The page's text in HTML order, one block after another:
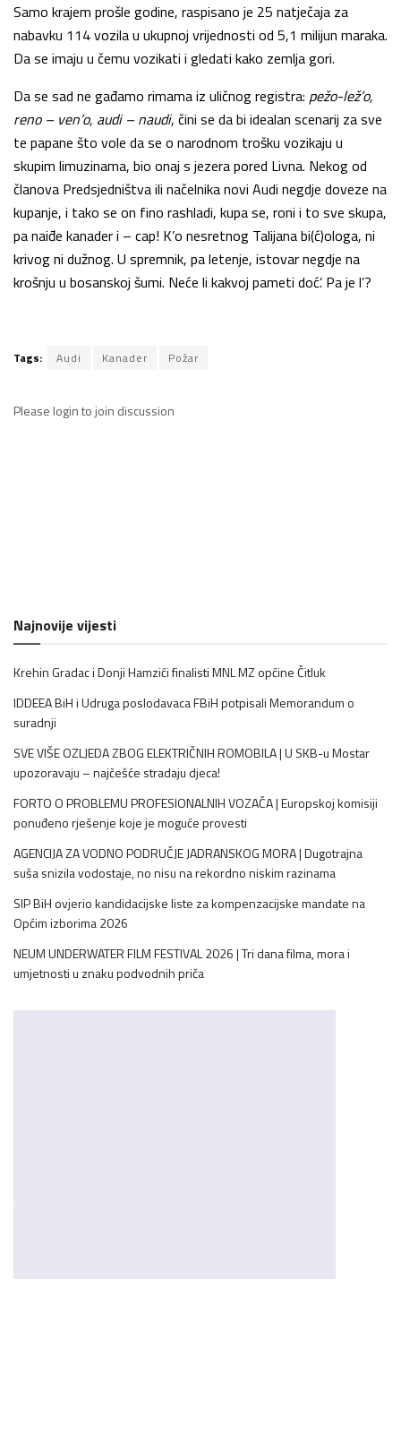
Samo krajem prošle godine, raspisano je 25 natječaja za
nabavku 114 vozila u ukupnoj vrijednosti od 5,1 milijun maraka.
Da se imaju u čemu vozikati i gledati kako zemlja gori.
Da se sad ne gađamo rimama iz uličnog registra: pežo-lež’o,
reno – ven’o, audi – naudi, čini se da bi idealan scenarij za sve
te papane što vole da se o narodnom trošku vozikaju u
skupim limuzinama, bio onaj s jezera pored Livna. Nekog od
članova Predsjedništva ili načelnika novi Audi negdje doveze na
kupanje, i tako se on fino rashladi, kupa se, roni i to sve skupa,
pa naiđe kanader i – cap! K’o nesretnog Talijana bi(ć)ologa, ni
krivog ni dužnog. U spremnik, pa letenje, istovar negdje na
krošnju u bosanskoj šumi. Neće li kakvoj pameti doć’. Pa je l’?
Tags: Audi Kanader Požar
Please loginto join discussion
Najnovije vijesti
Krehin Gradac i Donji Hamzići finalisti MNL MZ općine Čitluk
IDDEEA BiH i Udruga poslodavaca FBiH potpisali Memorandum o
suradnji
SVE VIŠE OZLJEDA ZBOG ELEKTRIČNIH ROMOBILA | U SKB-u Mostar
upozoravaju – najčešće stradaju djeca!
FORTO O PROBLEMU PROFESIONALNIH VOZAČA | Europskoj komisiji
ponuđeno rješenje koje je moguće provesti
AGENCIJA ZA VODNO PODRUČJE JADRANSKOG MORA | Dugotrajna
suša snizila vodostaje, no nisu na rekordno niskim razinama
SIP BiH ovjerio kandidacijske liste za kompenzacijske mandate na
Općim izborima 2026
NEUM UNDERWATER FILM FESTIVAL 2026 | Tri dana filma, mora i
umjetnosti u znaku podvodnih priča